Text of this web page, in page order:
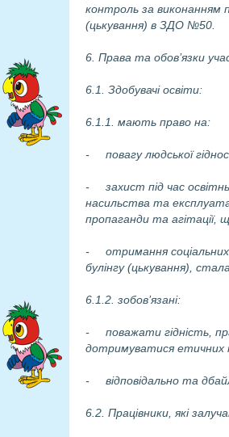
контроль за виконанням
(цькування) в ЗДО №50
6. Права та обов’язки
6.1. Здобувачі освіти:
6.1.1. мають право на:
- повагу людської
- захист під час
насильства та
пропаганди та агітації,
- отримання соціальних
булінгу (цькування),
6.1.2. зобов’язані:
- поважати гідність,
дотримуватися етичних
- відповідально та
6.2. Працівники, які